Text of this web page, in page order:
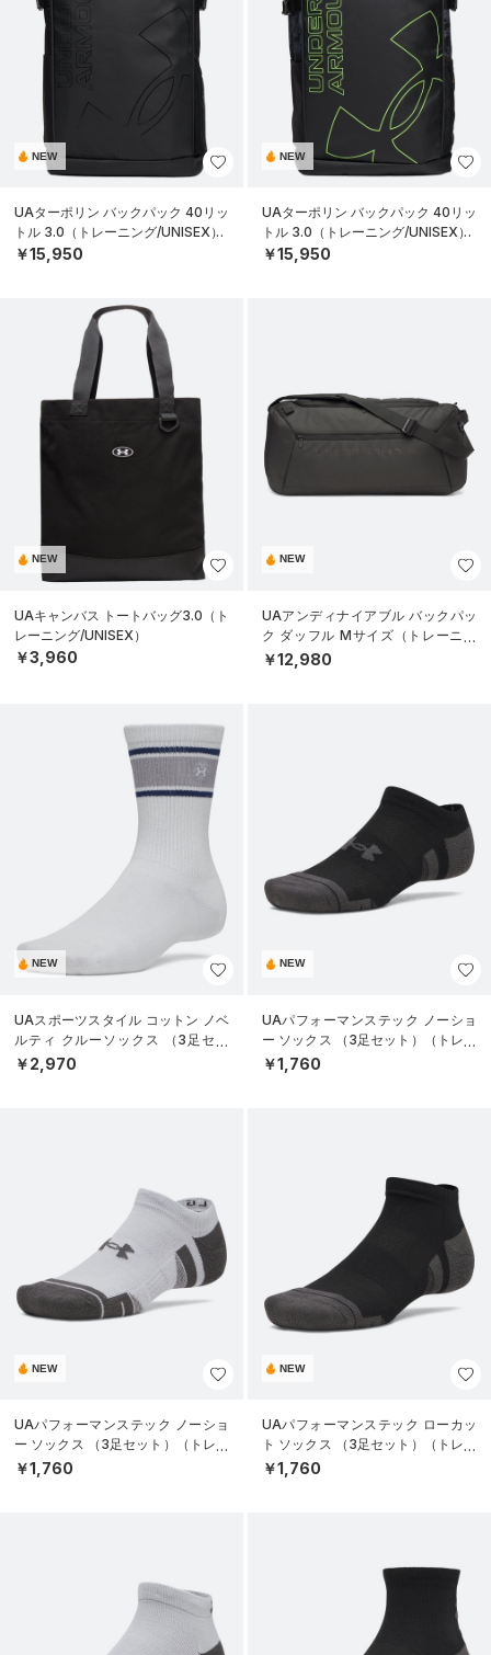
NEW
UAターポリン バックパック 40リッ
トル 3.0（トレーニング/UNISEX）
￥15,950
NEW
UAターポリン バックパック 40リッ
トル 3.0（トレーニング/UNISEX）
￥15,950
NEW
UAキャンバス トートバッグ3.0（ト
レーニング/UNISEX）
￥3,960
NEW
UAアンディナイアブル バックパッ
ク ダッフル Mサイズ（トレーニン
グ/UNISEX）
￥12,980
NEW
UAスポーツスタイル コットン ノベ
ルティ クルーソックス （3足セッ
ト）（トレーニング/UNISEX）
￥2,970
NEW
UAパフォーマンステック ノーショ
ー ソックス （3足セット）（トレー
ニング/UNISEX）
￥1,760
NEW
UAパフォーマンステック ノーショ
ー ソックス （3足セット）（トレー
ニング/UNISEX）
￥1,760
NEW
UAパフォーマンステック ローカッ
ト ソックス （3足セット）（トレー
ニング/UNISEX）
￥1,760